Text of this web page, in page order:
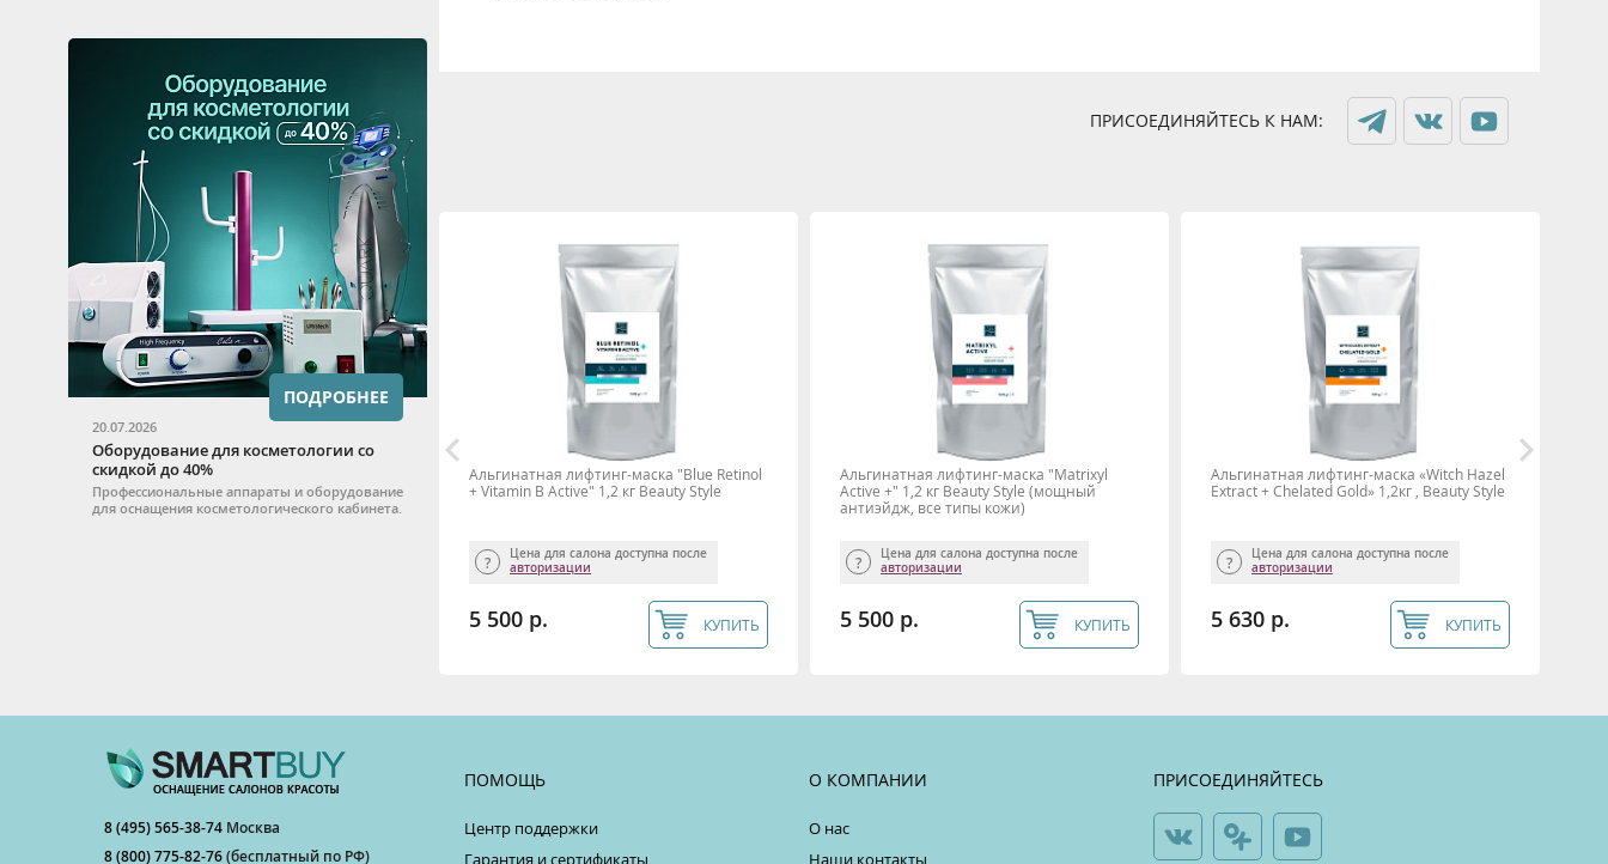
20.07.2026
Оборудование для косметологии со
скидкой до 40%
Профессиональные аппараты и оборудование
для оснащения косметологического кабинета.
ПОДРОБНЕЕ
ПРИСОЕДИНЯЙТЕСЬ К НАМ:
Успокаивающая тканевая маска от
купероза с пантенолом и гиалуроновой
кислотой Beauty Style, 30 мл
Альгинатная лифтинг-маска "Blue Retinol
+ Vitamin B Active" 1,2 кг Beauty Stylе
Цена для салона доступна после
авторизации
5 500 р. КУПИТЬ
Альгинатная лифтинг-маска "Matrixyl
Active +" 1,2 кг Beauty Stylе (мощный
антиэйдж, все типы кожи)
Цена для салона доступна после
авторизации
5 500 р. КУПИТЬ
Альгинатная лифтинг-маска «Witch Hazel
Extract + Chelated Gold» 1,2кг , Beauty Style
Цена для салона доступна после
авторизации
5 630 р. КУПИТЬ
8 (495) 565-38-74 Москва
8 (800) 775-82-76(бесплатный по РФ)
ПОМОЩЬ
Центр поддержки
Гарантия и сертификаты
О КОМПАНИИ
О нас
Наши контакты
ПРИСОЕДИНЯЙТЕСЬ